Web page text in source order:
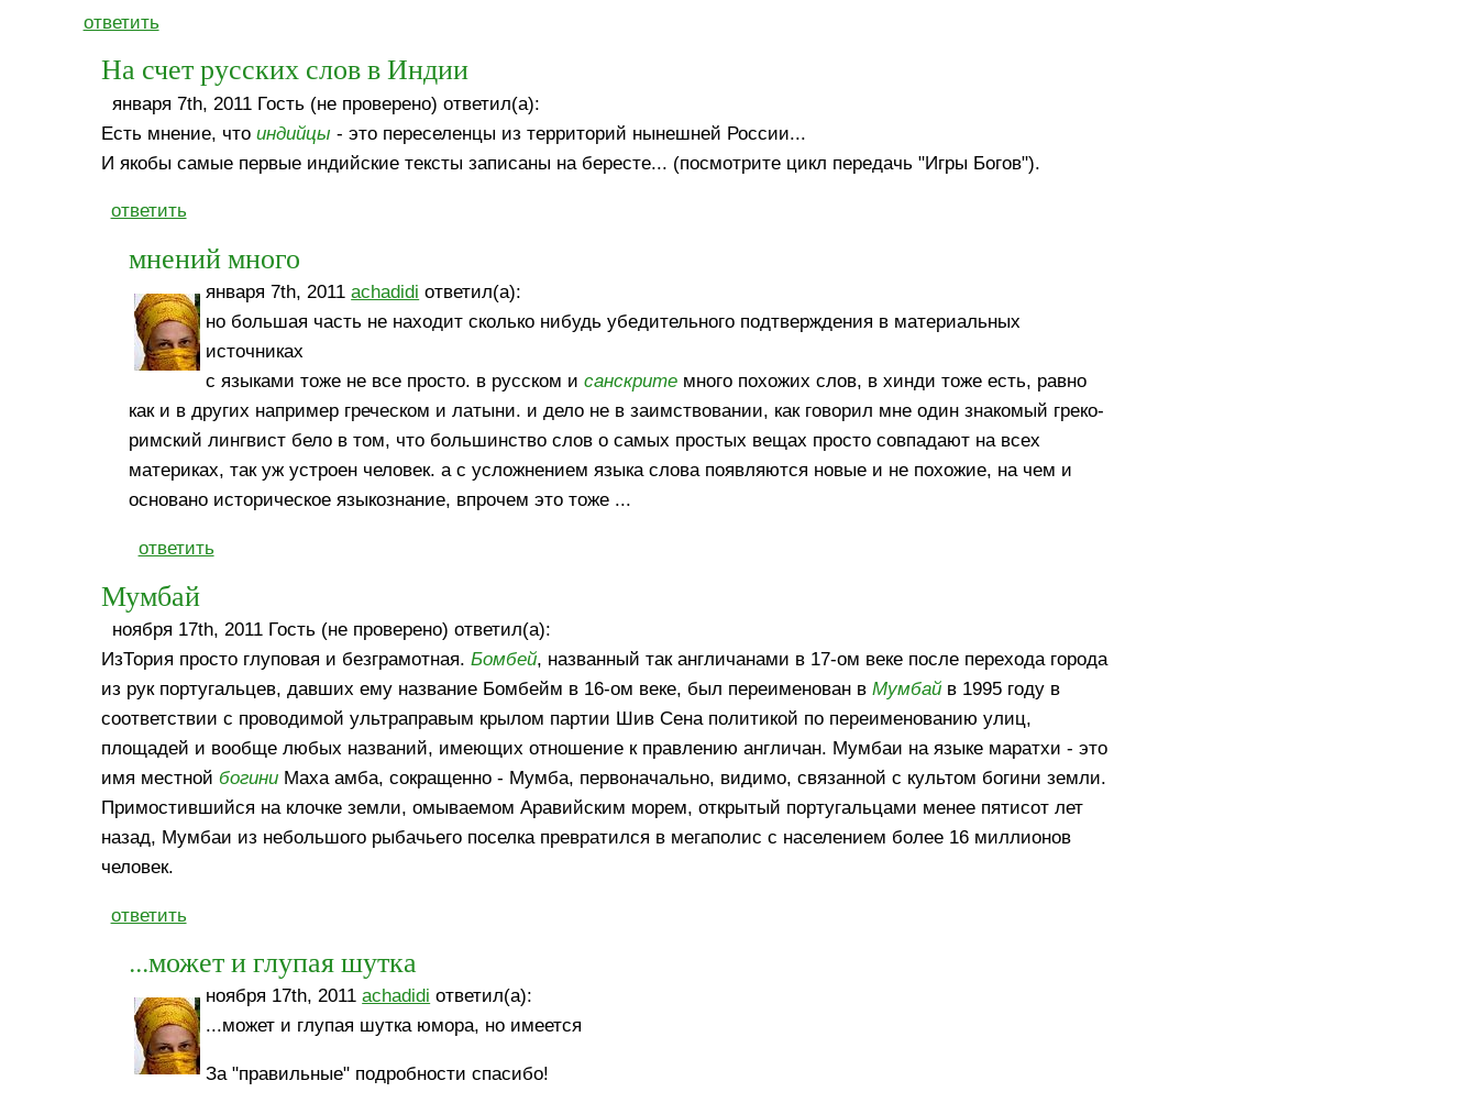
ответить
На счет русских слов в Индии
января 7th, 2011 Гость (не проверено) ответил(а):
Есть мнение, чтоиндийцы - это переселенцы из территорий нынешней России...
И якобы самые первые индийские тексты записаны на бересте... (посмотрите цикл передачь "Игры Богов").
ответить
мнений много
января 7th, 2011achadidi ответил(а):
но большая часть не находит сколько нибудь убедительного подтверждения в материальных
источниках
с языками тоже не все просто. в русском исанскрите много похожих слов, в хинди тоже есть, равно
как и в других например греческом и латыни. и дело не в заимствовании, как говорил мне один знакомый греко-
римский лингвист бело в том, что большинство слов о самых простых вещах просто совпадают на всех
материках, так уж устроен человек. а с усложнением языка слова появляются новые и не похожие, на чем и
основано историческое языкознание, впрочем это тоже ...
ответить
Мумбай
ноября 17th, 2011 Гость (не проверено) ответил(а):
ИзТория просто глуповая и безграмотная.Бомбей, названный так англичанами в 17-ом веке после перехода города
из рук португальцев, давших ему название Бомбейм в 16-ом веке, был переименован вМумбай в 1995 году в
соответствии с проводимой ультраправым крылом партии Шив Сена политикой по переименованию улиц,
площадей и вообще любых названий, имеющих отношение к правлению англичан. Мумбаи на языке маратхи - это
имя местной богини Маха амба, сокращенно - Мумба, первоначально, видимо, связанной с культом богини земли.
Примостившийся на клочке земли, омываемом Аравийским морем, открытый португальцами менее пятисот лет
назад, Мумбаи из небольшого рыбачьего поселка превратился в мегаполис с населением более 16 миллионов
человек.
ответить
...может и глупая шутка
ноября 17th, 2011achadidi ответил(а):
...может и глупая шутка юмора, но имеется
За "правильные" подробности спасибо!